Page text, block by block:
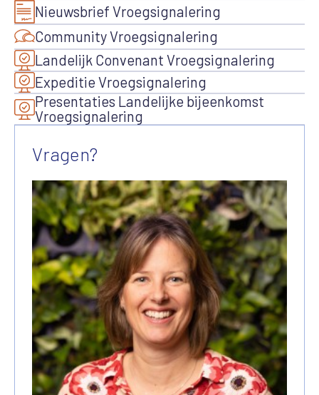
Nieuwsbrief Vroegsignalering
Community Vroegsignalering
Landelijk Convenant Vroegsignalering
Expeditie Vroegsignalering
Presentaties Landelijke bijeenkomst
Vroegsignalering
Vragen?